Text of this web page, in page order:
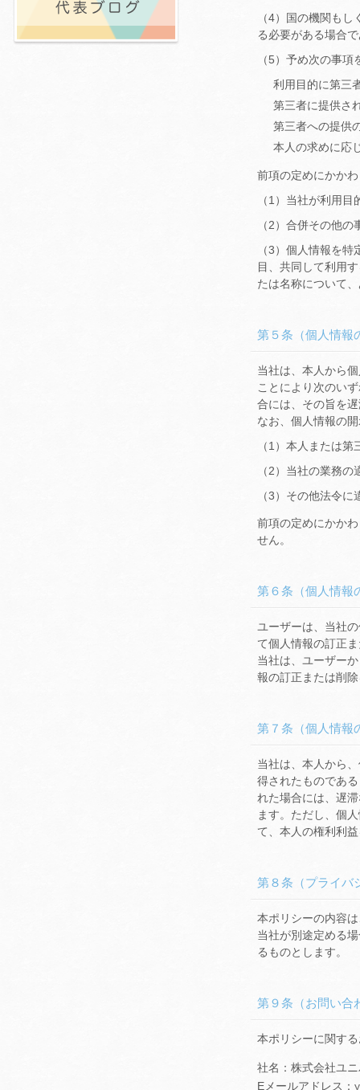
（4）国の機関も
る必要がある場合
（5）予め次の事
利用目的に第三
第三者に提供さ
第三者への提供
本人の求めに応
前項の定めにかか
（1）当社が利用
（2）合併その他
（3）個人情報を
目、共同して利用
たは名称について
第５条（個人情報
当社は、本人から
ことにより次のい
合には、その旨を
なお、個人情報の
（1）本人または
（2）当社の業務
（3）その他法令
前項の定めにかか
せん。
第６条（個人情報
ユーザーは、当社
て個人情報の訂正
当社は、ユーザー
報の訂正または削
第７条（個人情報
当社は、本人から
得されたものであ
れた場合には、遅
ます。ただし、個
て、本人の権利利
第８条（プライバ
本ポリシーの内容
当社が別途定める
るものとします。
第９条（お問い合
本ポリシーに関す
社名：株式会社ユ
Eメールアドレス：